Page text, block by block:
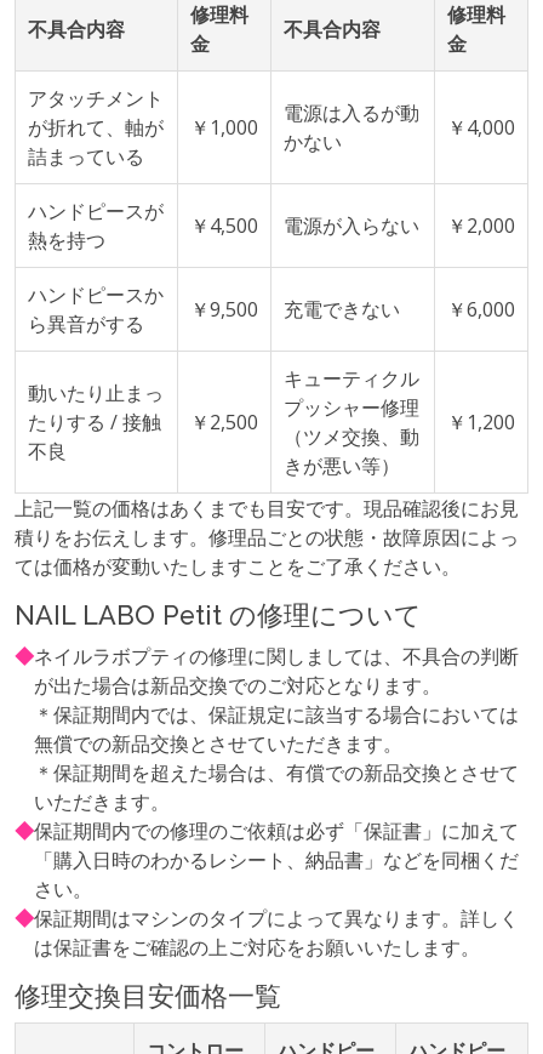
不具合内容
修理料
金
不具合内容
修理料
金
アタッチメント
が折れて、軸が
詰まっている
￥1,000
電源は入るが動
かない
￥4,000
ハンドピースが
熱を持つ
￥4,500 電源が入らない ￥2,000
ハンドピースか
ら異音がする
￥9,500 充電できない ￥6,000
動いたり止まっ
たりする / 接触
不良
￥2,500
キューティクル
プッシャー修理
（ツメ交換、動
きが悪い等）
￥1,200
上記一覧の価格はあくまでも目安です。現品確認後にお見
積りをお伝えします。修理品ごとの状態・故障原因によっ
ては価格が変動いたしますことをご了承ください。
NAIL LABO Petit の修理について
◆ネイルラボプティの修理に関しましては、不具合の判断
が出た場合は新品交換でのご対応となります。
＊保証期間内では、保証規定に該当する場合においては
無償での新品交換とさせていただきます。
＊保証期間を超えた場合は、有償での新品交換とさせて
いただきます。
◆保証期間内での修理のご依頼は必ず「保証書」に加えて
「購入日時のわかるレシート、納品書」などを同梱くだ
さい。
◆保証期間はマシンのタイプによって異なります。詳しく
は保証書をご確認の上ご対応をお願いいたします。
修理交換目安価格一覧